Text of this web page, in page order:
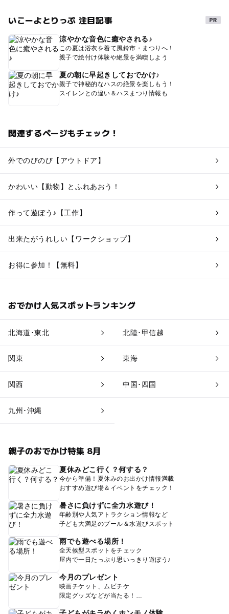
いこーよとりっぷ 注目記事
涼やかな音色に癒やされる♪
この夏は浴衣を着て風鈴市・まつりへ！
親子で絵付け体験や絶景を満喫しよう
夏の朝に早起きしておでかけ♪
親子で神秘的なハスの絶景を楽しもう！
スイレンとの違い＆ハスまつり情報も
関連するページもチェック！
外でのびのび【アウトドア】
かわいい【動物】とふれあおう！
作って遊ぼう♪【工作】
出来たがうれしい【ワークショップ】
お得に参加！【無料】
おでかけ人気スポットランキング
北海道･東北 北陸･甲信越
関東 東海
関西 中国･四国
九州･沖縄
親子のおでかけ特集 8月
夏休みどこ行く？何する？
今から準備！夏休みのお出かけ情報満載
おすすめ遊び場＆イベントをチェック！
暑さに負けずに全力水遊び！
年齢別や人気アトラクション情報など
子ども大満足のプール＆水遊びスポット
雨でも遊べる場所！
全天候型スポットをチェック
屋内で一日たっぷり思いっきり遊ぼう♪
今月のプレゼント
映画チケット、ムビチケ
限定グッズなどが当たる！